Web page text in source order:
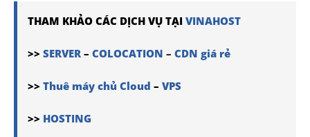
THAM KHẢO CÁC DỊCH VỤ TẠI VINAHOST
>> SERVER – COLOCATION – CDN giá rẻ
>> Thuê máy chủ Cloud – VPS
>> HOSTING